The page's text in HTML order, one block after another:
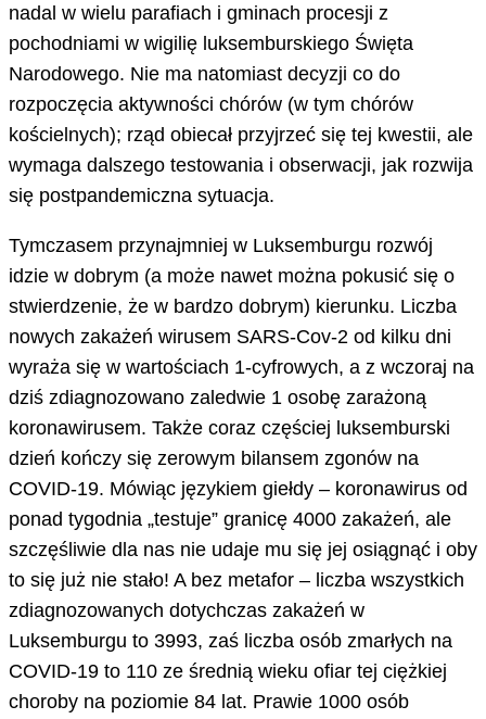
nadal w wielu parafiach i gminach procesji z
pochodniami w wigilię luksemburskiego Święta
Narodowego. Nie ma natomiast decyzji co do
rozpoczęcia aktywności chórów (w tym chórów
kościelnych); rząd obiecał przyjrzeć się tej kwestii, ale
wymaga dalszego testowania i obserwacji, jak rozwija
się postpandemiczna sytuacja.
Tymczasem przynajmniej w Luksemburgu rozwój
idzie w dobrym (a może nawet można pokusić się o
stwierdzenie, że w bardzo dobrym) kierunku. Liczba
nowych zakażeń wirusem SARS-Cov-2 od kilku dni
wyraża się w wartościach 1-cyfrowych, a z wczoraj na
dziś zdiagnozowano zaledwie 1 osobę zarażoną
koronawirusem. Także coraz częściej luksemburski
dzień kończy się zerowym bilansem zgonów na
COVID-19. Mówiąc językiem giełdy – koronawirus od
ponad tygodnia „testuje” granicę 4000 zakażeń, ale
szczęśliwie dla nas nie udaje mu się jej osiągnąć i oby
to się już nie stało! A bez metafor – liczba wszystkich
zdiagnozowanych dotychczas zakażeń w
Luksemburgu to 3993, zaś liczba osób zmarłych na
COVID-19 to 110 ze średnią wieku ofiar tej ciężkiej
choroby na poziomie 84 lat. Prawie 1000 osób